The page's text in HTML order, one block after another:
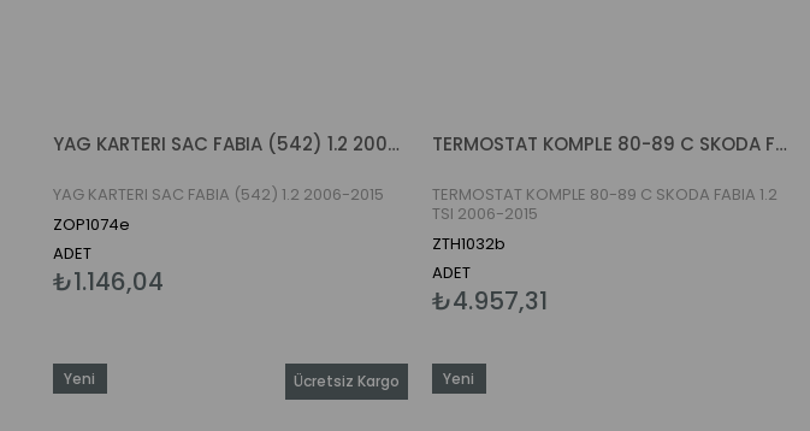
YAG KARTERI SAC FABIA (542) 1.2 2006-2015
YAG KARTERI SAC FABIA (542) 1.2 2006-2015
ZOP1074e
ADET
₺1.146,04
TERMOSTAT KOMPLE 80-89 C SKODA FABIA 1.2 TSI 2006-2015
TERMOSTAT KOMPLE 80-89 C SKODA FABIA 1.2
TSI 2006-2015
ZTH1032b
ADET
₺4.957,31
Ücretsiz Kargo
Yeni
Yeni